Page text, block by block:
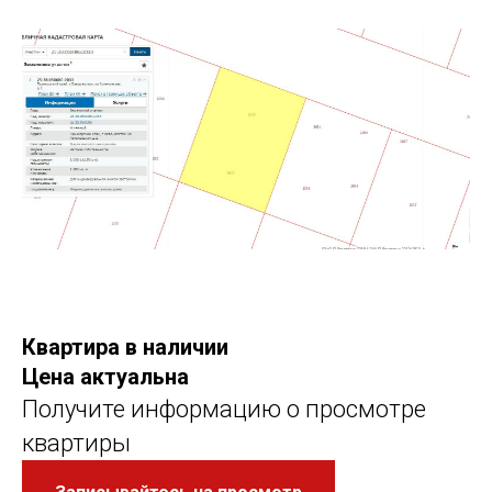
Квартира в наличии
Цена актуальна
Получите информацию о просмотре
квартиры